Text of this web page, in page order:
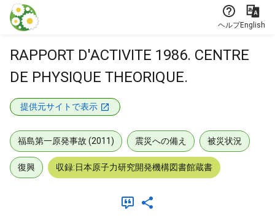
本文に飛ぶ
ヘルプEnglish
RAPPORT D'ACTIVITE 1986. CENTRE
DE PHYSIQUE THEORIQUE.
提供元サイトで表示
福島第一原発事故 (2011) 震災への備え 被災状況
復興 収録:日本原子力研究開発機構図書館蔵書